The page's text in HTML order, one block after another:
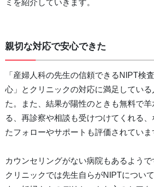
ミを紹介していきます。
親切な対応で安心できた
「産婦人科の先生の信頼できるNIPT検
心」とクリニックの対応に満足している
た。また、結果が陽性のときも無料で
る、再診察や相談も受けつけてくれる
たフォローやサポートも評価されていま
カウンセリングがない病院もあるよう
クリニックでは先生自らがNIPTについ